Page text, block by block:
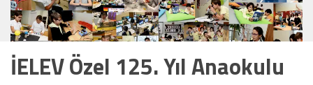
İELEV Özel 125. Yıl Anaokulu